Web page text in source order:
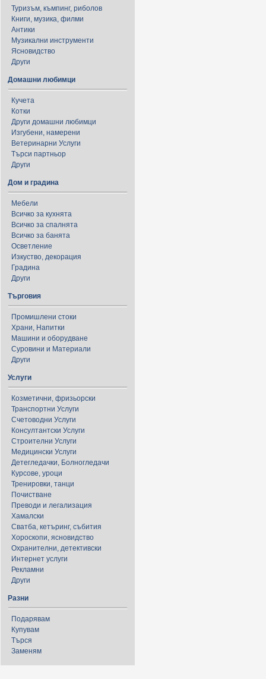
Туризъм, къмпинг, риболов
Книги, музика, филми
Антики
Музикални инструменти
Ясновидство
Други
Домашни любимци
Кучета
Котки
Други домашни любимци
Изгубени, намерени
Ветеринарни Услуги
Търси партньор
Други
Дом и градина
Мебели
Всичко за кухнята
Всичко за спалнята
Всичко за банята
Осветление
Изкуство, декорация
Градина
Други
Търговия
Промишлени стоки
Храни, Напитки
Машини и оборудване
Суровини и Материали
Други
Услуги
Козметични, фризьорски
Транспортни Услуги
Счетоводни Услуги
Консултантски Услуги
Строителни Услуги
Медицински Услуги
Детегледачки, Болногледачи
Курсове, уроци
Тренировки, танци
Почистване
Преводи и легализация
Хамалски
Сватба, кетъринг, събития
Хороскопи, ясновидство
Охранителни, детективски
Интернет услуги
Рекламни
Други
Разни
Подарявам
Купувам
Търся
Заменям